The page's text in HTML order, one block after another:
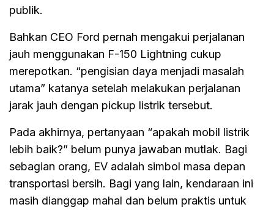
publik.
Bahkan CEO Ford pernah mengakui perjalanan
jauh menggunakan F-150 Lightning cukup
merepotkan. “pengisian daya menjadi masalah
utama” katanya setelah melakukan perjalanan
jarak jauh dengan pickup listrik tersebut.
Pada akhirnya, pertanyaan “apakah mobil listrik
lebih baik?” belum punya jawaban mutlak. Bagi
sebagian orang, EV adalah simbol masa depan
transportasi bersih. Bagi yang lain, kendaraan ini
masih dianggap mahal dan belum praktis untuk